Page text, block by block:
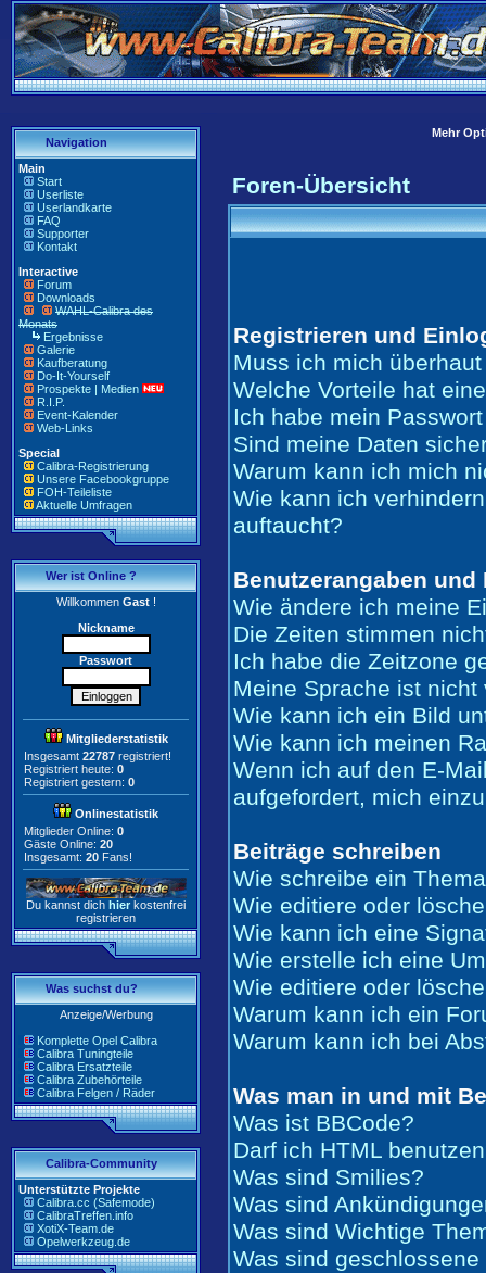
Navigation
Main
Start
Userliste
Userlandkarte
FAQ
Supporter
Kontakt
Interactive
Forum
Downloads
WAHL-Calibra des
Monats
Ergebnisse
Galerie
Kaufberatung
Do-It-Yourself
Prospekte | Medien
R.I.P.
Event-Kalender
Web-Links
Special
Calibra-Registrierung
Unsere Facebookgruppe
FOH-Teileliste
Aktuelle Umfragen
Wer ist Online ?
WillkommenGast!
Nickname
Passwort
Mitgliederstatistik
Insgesamt 22787 registriert!
Registriert heute: 0
Registriert gestern: 0
Onlinestatistik
Mitglieder Online: 0
Gäste Online: 20
Insgesamt: 20 Fans!
Du kannst dich hier kostenfrei
registrieren
Was suchst du?
Anzeige/Werbung
Komplette Opel Calibra
Calibra Tuningteile
Calibra Ersatzteile
Calibra Zubehörteile
Calibra Felgen / Räder
Calibra-Community
Unterstützte Projekte
Calibra.cc (Safemode)
CalibraTreffen.info
XotiX-Team.de
Opelwerkzeug.de
Mehr
Foren-Übersicht
Registrieren und
Muss ich mich
Welche Vorteile hat
Ich habe mein
Sind meine Daten
Warum kann ich mich
Wie kann ich
auftaucht?
Benutzerangaben
Wie ändere ich meine
Die Zeiten stimmen
Ich habe die Zeitzone
Meine Sprache ist nicht
Wie kann ich ein Bild
Wie kann ich meinen
Wenn ich auf den E-
aufgefordert, mich
Beiträge schreiben
Wie schreibe ein
Wie editiere oder
Wie kann ich eine
Wie erstelle ich eine
Wie editiere oder
Warum kann ich ein
Warum kann ich bei
Was man in und mit
Was ist BBCode?
Darf ich HTML
Was sind Smilies?
Was sind
Was sind Wichtige
Was sind